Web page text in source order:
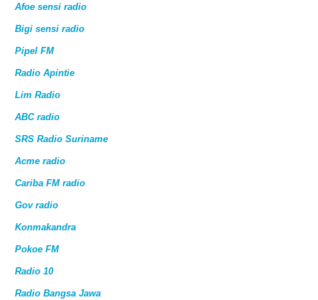
Afoe sensi radio
Bigi sensi radio
Pipel FM
Radio Apintie
Lim Radio
ABC radio
SRS Radio Suriname
Acme radio
Cariba FM radio
Gov radio
Konmakandra
Pokoe FM
Radio 10
Radio Bangsa Jawa